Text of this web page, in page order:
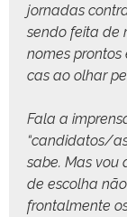
jor­nadas
sendo fei­ta de
nomes
cas ao olhar
Fala a
“candidatos/
sabe. Mas vou
de escol­ha
frontal­mente